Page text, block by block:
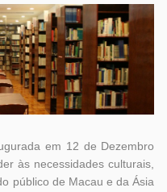
em 12 de Dezembro
às necessidades culturais,
público de Macau e da Ásia